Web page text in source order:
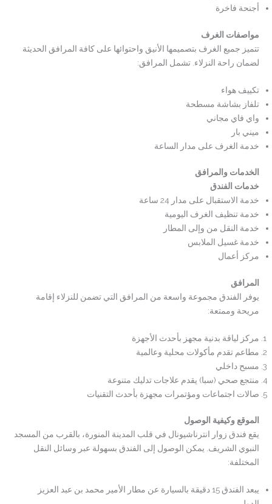
أجنحة فاخرة
مواصفات الغرف
تتميز جميع الغرف بتصميمها الأنيق واحتوائها على كافة المرافق الحديثة
لضمان راحة النزلاء. تشمل المرافق:
تكييف هواء
تلفاز بشاشة مسطحة
واي فاي مجاني
ميني بار
خدمة الغرف على مدار الساعة
الخدمات والمرافق
خدمات الفندق
خدمة الاستقبال على مدار 24 ساعة
خدمة تنظيف الغرف اليومية
خدمة النقل من وإلى المطار
خدمة غسيل الملابس
مركز أعمال
المرافق
يوفر الفندق مجموعة واسعة من المرافق التي تضمن للنزلاء إقامة
مريحة وممتعة:
مركز لياقة بدنية مجهز بأحدث الأجهزة
مطاعم تقدم مأكولات محلية وعالمية
مسبح داخلي
منتجع صحي (سبا) يقدم علاجات تدليك متنوعة
صالات اجتماعات ومؤتمرات مجهزة بأحدث التقنيات
الموقع وكيفية الوصول
يقع فندق زوار انترناشيونال في قلب المدينة المنورة، بالقرب من المسجد
النبوي الشريف. يمكن الوصول إلى الفندق بسهولة عبر وسائل النقل
المختلفة:
يبعد الفندق 15 دقيقة بالسيارة عن مطار الأمير محمد بن عبد العزيز